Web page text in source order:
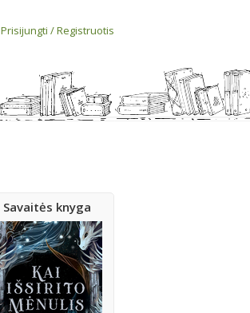
Prisijungti /Registruotis
Savaitės knyga